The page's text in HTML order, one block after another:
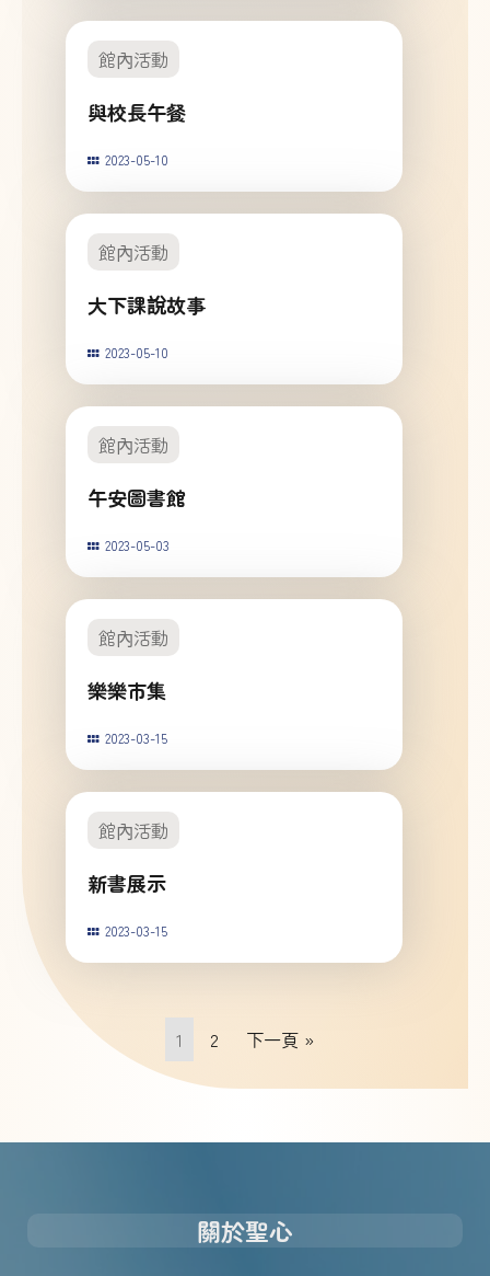
館內活動
與校長午餐
2023-05-10
館內活動
大下課說故事
2023-05-10
館內活動
午安圖書館
2023-05-03
館內活動
樂樂市集
2023-03-15
館內活動
新書展示
2023-03-15
1 2 下一頁 »
關於聖心